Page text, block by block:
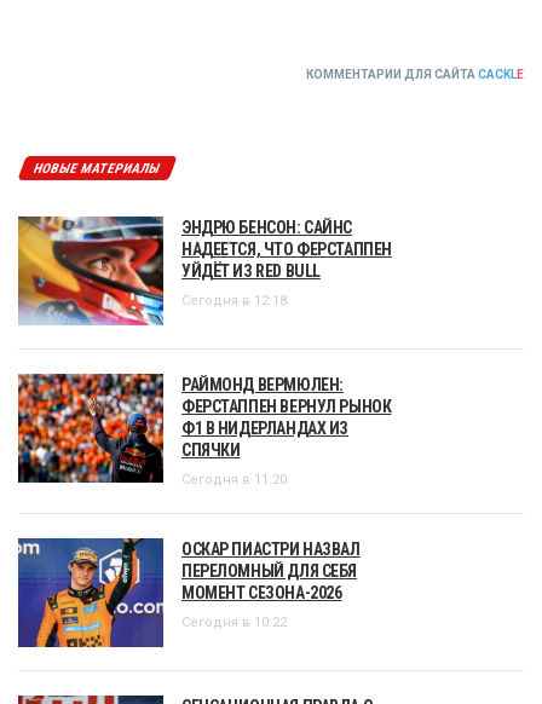
КОММЕНТАРИИ ДЛЯ САЙТА CACKLE
НОВЫЕ МАТЕРИАЛЫ
ЭНДРЮ БЕНСОН: САЙНС
НАДЕЕТСЯ, ЧТО ФЕРСТАППЕН
УЙДЁТ ИЗ RED BULL
Сегодня в 12:18
РАЙМОНД ВЕРМЮЛЕН:
ФЕРСТАППЕН ВЕРНУЛ РЫНОК
Ф1 В НИДЕРЛАНДАХ ИЗ
СПЯЧКИ
Сегодня в 11:20
ОСКАР ПИАСТРИ НАЗВАЛ
ПЕРЕЛОМНЫЙ ДЛЯ СЕБЯ
МОМЕНТ СЕЗОНА-2026
Сегодня в 10:22